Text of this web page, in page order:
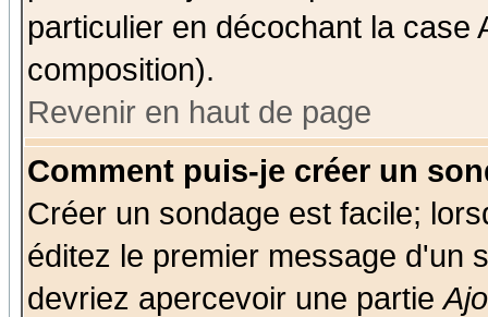
particulier en décochant la case
composition).
Revenir en haut de page
Comment puis-je créer un
Créer un sondage est facile;
éditez le premier message d'un
devriez apercevoir une partie